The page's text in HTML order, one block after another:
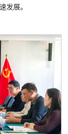
发展。